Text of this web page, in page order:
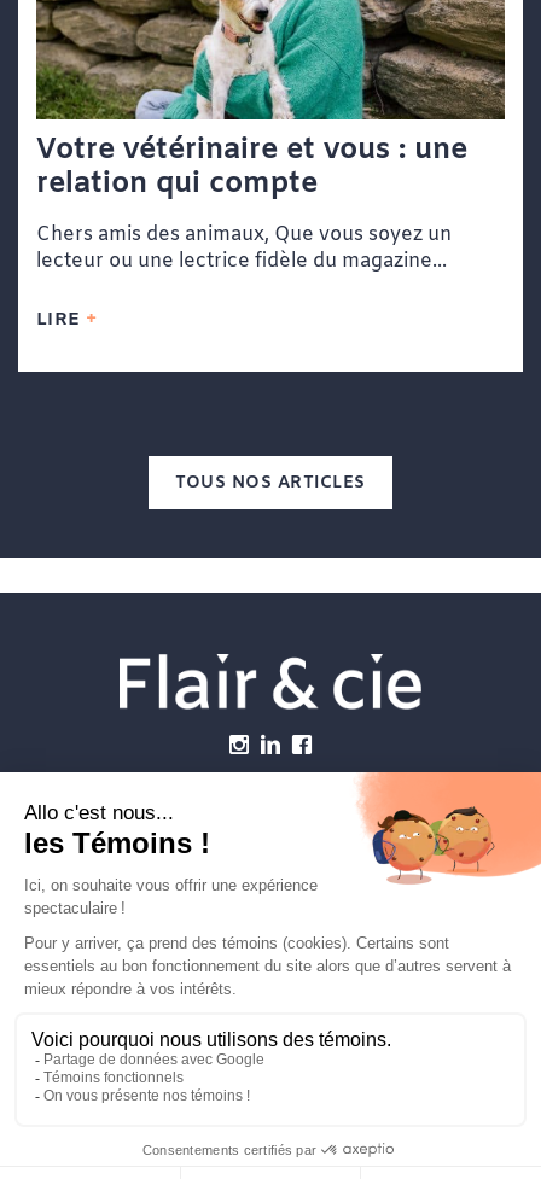
Votre vétérinaire et vous : une
relation qui compte
Chers amis des animaux, Que vous soyez un
lecteur ou une lectrice fidèle du magazine...
LIRE
TOUS NOS ARTICLES
Établissements vétérinaires
Carrière
Contactez-nous
MODALITÉS & CONDITIONS
FLAIRETCIE © 2026